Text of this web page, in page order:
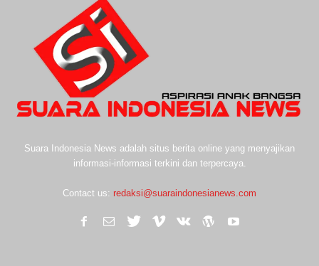
Suara Indonesia News adalah situs berita online yang menyajikan
informasi-informasi terkini dan terpercaya.
Contact us: redaksi@suaraindonesianews.com